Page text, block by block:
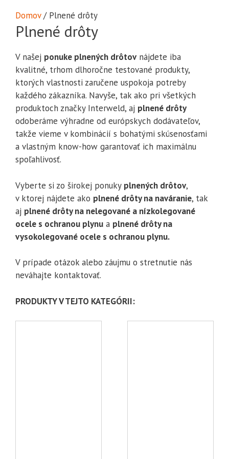
Domov/ Plnené drôty
Plnené drôty
V našej ponuke plnených drôtovnájdete iba
kvalitné, trhom dlhoročne testované produkty,
ktorých vlastnosti zaručene uspokoja potreby
každého zákazníka. Navyše, tak ako pri všetkých
produktoch značky Interweld, aj plnené drôty
odoberáme výhradne od európskych dodávateľov,
takže vieme v kombinácií s bohatými skúsenosťami
a vlastným know-how garantovať ich maximálnu
spoľahlivosť.
Vyberte si zo širokej ponuky plnených drôtov,
v ktorej nájdete ako plnené drôty na naváranie, tak
aj plnené drôty na nelegované a nízkolegované
ocele s ochranou plynu a plnené drôty na
vysokolegované ocele s ochranou plynu.
V prípade otázok alebo záujmu o stretnutie nás
neváhajte kontaktovať.
PRODUKTY V TEJTO KATEGÓRII: